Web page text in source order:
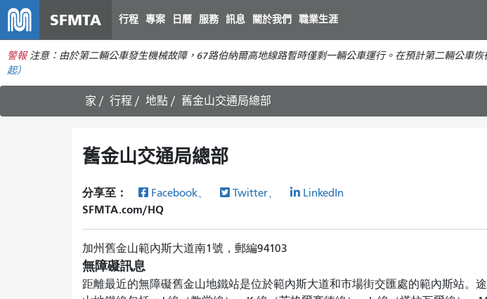
主
要
SFMTA 行程 專案 日曆 服務 訊息 關於我們 職業生涯
警報 注意：由於第二輛公車發生機械故障，67路伯納爾高地線路暫時僅剩一輛公車運行。在預計第二輛公車
起）
家 行程 地點 舊金山交通局總部
舊金山交通局總部
分享至： Facebook、 Twitter、 LinkedIn
SFMTA.com/HQ
加州舊金山範內斯大道南1號，郵編94103
無障礙訊息
距離最近的無障礙舊金山地鐵站是位於範內斯大道和市場街交匯處的範內斯站。